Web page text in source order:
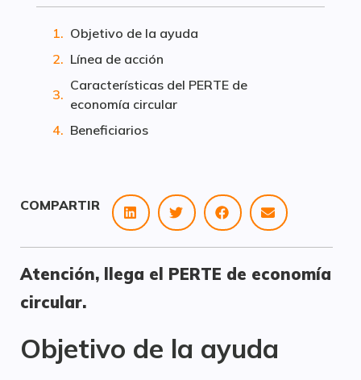
COMPARTIR
Atención, llega el PERTE de economía
circular.
Objetivo de la ayuda
Objetivo de la ayuda
Línea de acción
Características del PERTE de
economía circular
Beneficiarios